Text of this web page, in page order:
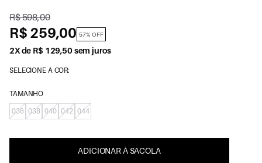
R$ 598,00
R$ 259,00 57% OFF
2X de R$ 129,50 sem juros
SELECIONE A COR:
TAMANHO
036 038 040 042 044
ADICIONAR À SACOLA